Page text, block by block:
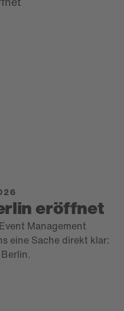
eröffnet
Management
eine Sache direkt klar: